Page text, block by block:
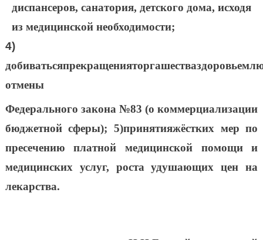
диспансеров, санатория, детского дома, исходя
из медицинской необходимости;
4)
добиватьсяпрекращенияторгашестваздоровьем
отмены
Федерального закона №83 (о коммерциализации
бюджетной сферы); 5)принятияжёстких мер по
пресечению платной медицинской помощи и
медицинских услуг, роста удушающих цен на
лекарства.